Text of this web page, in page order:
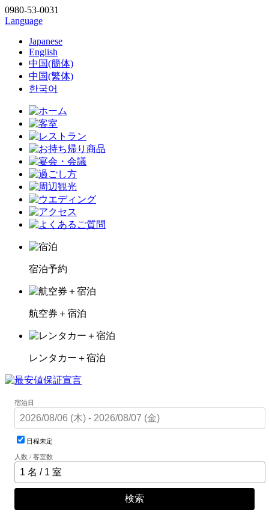
0980-53-0031
Language
Japanese
English
中国(簡体)
中国(繁体)
한국어
宿泊予約
航空券＋宿泊
レンタカー＋宿泊
宿泊日
日程未定
人数 / 客室数
検索